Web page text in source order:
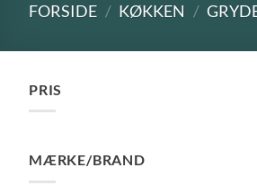
FORSIDE / KØKKEN /
PRIS
MÆRKE/BRAND